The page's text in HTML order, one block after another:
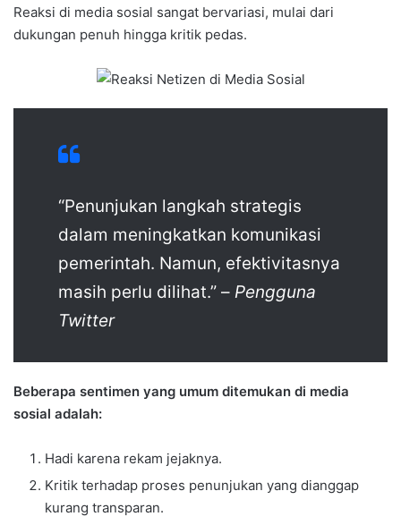
Reaksi di media sosial sangat bervariasi, mulai dari
dukungan penuh hingga kritik pedas.
“Penunjukan langkah strategis
dalam meningkatkan komunikasi
pemerintah. Namun, efektivitasnya
masih perlu dilihat.” – Pengguna
Twitter
Beberapa sentimen yang umum ditemukan di media
sosial adalah:
Hadi karena rekam jejaknya.
Kritik terhadap proses penunjukan yang dianggap
kurang transparan.